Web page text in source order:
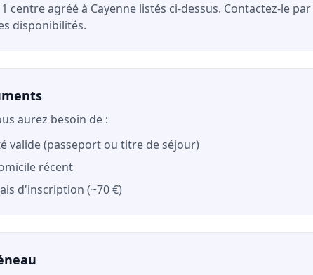
centre agréé à Cayenne listés ci-dessus. Contactez-le
disponibilités.
aurez besoin de :
valide (passeport ou titre de séjour)
récent
d'inscription (~70 €)